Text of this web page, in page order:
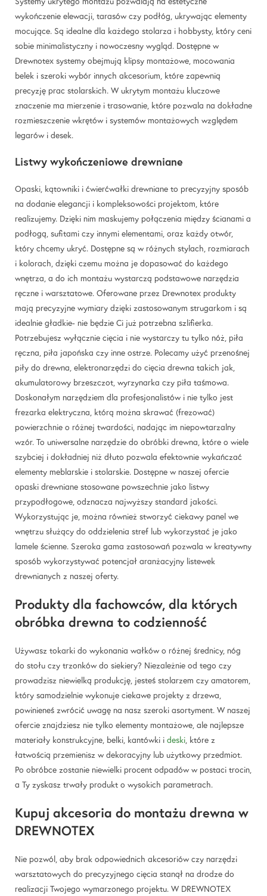
wykończenie elewacji, tarasów czy podłóg, ukrywając elementy
mocujące. Są idealne dla każdego stolarza i hobbysty, który ceni
sobie minimalistyczny i nowoczesny wygląd. Dostępne w
Drewnotex systemy obejmują klipsy montażowe, mocowania
belek i szeroki wybór innych akcesorium, które zapewnią
precyzję prac stolarskich. W ukrytym montażu kluczowe
znaczenie ma mierzenie i trasowanie, które pozwala na dokładne
rozmieszczenie wkrętów i systemów montażowych względem
legarów i desek.
Listwy wykończeniowe drewniane
Opaski, kątowniki i ćwierćwałki drewniane to precyzyjny sposób
na dodanie elegancji i kompleksowości projektom, które
realizujemy. Dzięki nim maskujemy połączenia między ścianami a
podłogą, sufitami czy innymi elementami, oraz każdy otwór,
który chcemy ukryć. Dostępne są w różnych stylach, rozmiarach
i kolorach, dzięki czemu można je dopasować do każdego
wnętrza, a do ich montażu wystarczą podstawowe narzędzia
ręczne i warsztatowe. Oferowane przez Drewnotex produkty
mają precyzyjne wymiary dzięki zastosowanym strugarkom i są
idealnie gładkie- nie będzie Ci już potrzebna szlifierka.
Potrzebujesz wyłącznie cięcia i nie wystarczy tu tylko nóż, piła
ręczna, piła japońska czy inne ostrze. Polecamy użyć przenośnej
piły do drewna, elektronarzędzi do cięcia drewna takich jak,
akumulatorowy brzeszczot, wyrzynarka czy piła taśmowa.
Doskonałym narzędziem dla profesjonalistów i nie tylko jest
frezarka elektryczna, którą można skrawać (frezować)
powierzchnie o różnej twardości, nadając im niepowtarzalny
wzór. To uniwersalne narzędzie do obróbki drewna, które o wiele
szybciej i dokładniej niż dłuto pozwala efektownie wykańczać
elementy meblarskie i stolarskie. Dostępne w naszej ofercie
opaski drewniane stosowane powszechnie jako listwy
przypodłogowe, odznacza najwyższy standard jakości.
Wykorzystując je, można również stworzyć ciekawy panel we
wnętrzu służący do oddzielenia stref lub wykorzystać je jako
lamele ścienne. Szeroka gama zastosowań pozwala w kreatywny
sposób wykorzystywać potencjał aranżacyjny listewek
drewnianych z naszej oferty.
Produkty dla fachowców, dla których
obróbka drewna to codzienność
Używasz tokarki do wykonania wałków o różnej średnicy, nóg
do stołu czy trzonków do siekiery? Niezależnie od tego czy
prowadzisz niewielką produkcję, jesteś stolarzem czy amatorem,
który samodzielnie wykonuje ciekawe projekty z drzewa,
powinieneś zwrócić uwagę na nasz szeroki asortyment. W naszej
ofercie znajdziesz nie tylko elementy montażowe, ale najlepsze
materiały konstrukcyjne, belki, kantówki i deski, które z
łatwością przemienisz w dekoracyjny lub użytkowy przedmiot.
Po obróbce zostanie niewielki procent odpadów w postaci trocin,
a Ty zyskasz trwały produkt o wysokich parametrach.
Kupuj akcesoria do montażu drewna w
DREWNOTEX
Nie pozwól, aby brak odpowiednich akcesoriów czy narzędzi
warsztatowych do precyzyjnego cięcia stanął na drodze do
realizacji Twojego wymarzonego projektu. W DREWNOTEX